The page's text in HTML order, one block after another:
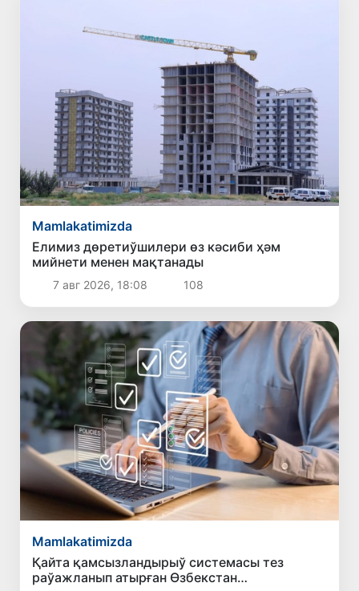
Mamlakatimizda
Елимиз дөретиўшилери өз кәсиби ҳәм
мийнети менен мақтанады
7 авг 2026, 18:08 108
Mamlakatimizda
Қайта қамсызландырыў системасы тез
раўажланып атырған Өзбекстан